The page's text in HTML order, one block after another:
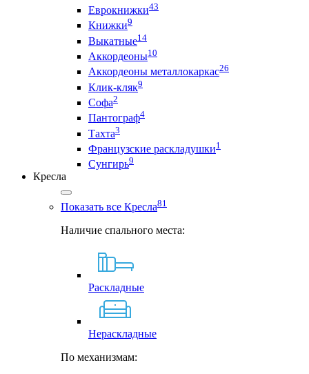
Еврокнижки43
Книжки9
Выкатные14
Аккордеоны10
Аккордеоны металлокаркас26
Клик-кляк9
Софа2
Пантограф4
Тахта3
Французские раскладушки1
Сунгирь9
Кресла
Показать все Кресла81
Наличие спального места:
Раскладные
Нераскладные
По механизмам: